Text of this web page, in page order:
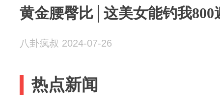
黄金腰臀比│这美女能钓我800
八卦疯叔 2024-07-26
热点新闻